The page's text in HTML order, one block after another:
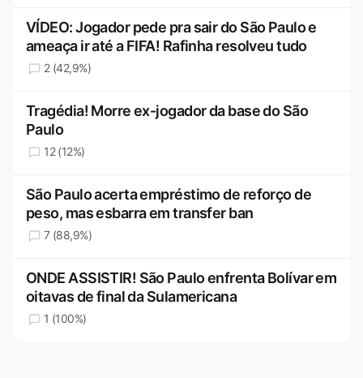
VÍDEO: Jogador pede pra sair do São Paulo e
ameaça ir até a FIFA! Rafinha resolveu tudo
2 (42,9%)
Tragédia! Morre ex-jogador da base do São
Paulo
12 (12%)
São Paulo acerta empréstimo de reforço de
peso, mas esbarra em transfer ban
7 (88,9%)
ONDE ASSISTIR! São Paulo enfrenta Bolívar em
oitavas de final da Sulamericana
1 (100%)